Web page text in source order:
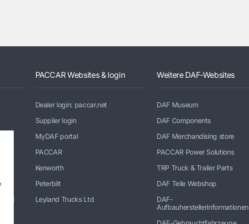
PACCAR Websites & login
Dealer login: paccar.net
Supplier login
MyDAF portal
PACCAR
Kenworth
Peterbilt
Leyland Trucks Ltd
Weitere DAF-Websites
DAF Museum
DAF Components
DAF Merchandising store
PACCAR Power Solutions
TRP Truck & Trailer Parts
DAF Teile Webshop
DAF-
Aufbauherstellerinformationen